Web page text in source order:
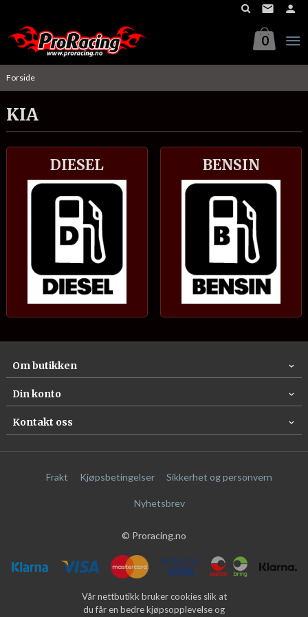
innholdet
0
Forside
KIA
DIESEL BENSIN
Om butikken
Din konto
Kontakt oss
Frakt Kjøpsbetingelser Sikkerhet og personvern
Nyhetsbrev
© Proracing.no
Vår nettbutikk bruker cookies slik at
du får en bedre kjøpsopplevelse og